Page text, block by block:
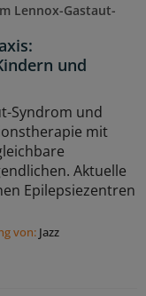
Lennox-Gastaut-
und
Syndrom und
mit
Aktuelle
Epilepsiezentren
von: Jazz